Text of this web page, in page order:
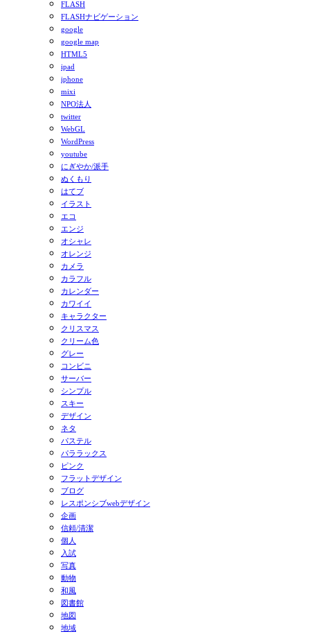
FLASH
FLASHナビゲーション
google
google map
HTML5
ipad
iphone
mixi
NPO法人
twitter
WebGL
WordPress
youtube
にぎやか/派手
ぬくもり
はてブ
イラスト
エコ
エンジ
オシャレ
オレンジ
カメラ
カラフル
カレンダー
カワイイ
キャラクター
クリスマス
クリーム色
グレー
コンビニ
サーバー
シンプル
スキー
デザイン
ネタ
パステル
パララックス
ピンク
フラットデザイン
ブログ
レスポンシブwebデザイン
企画
信頼/清潔
個人
入試
写真
動物
和風
図書館
地図
地域